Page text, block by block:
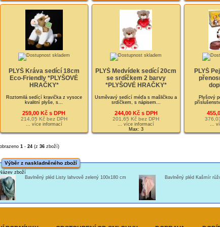
PLYŠ Kráva sedící 18cm
Eco-Friendly *PLYŠOVÉ
HRAČKY*
Roztomilá sedící kravička z vysoce
kvalitní plyše, s...
259,00 Kč s DPH
214,05 Kč bez DPH
... více informací
PLYŠ Medvídek sedící 20cm
se srdíčkem 2 barvy
*PLYŠOVÉ HRAČKY*
Usměvavý sedící méďa s mašličkou a
srdíčkem, s nápisem...
244,00 Kč s DPH
201,65 Kč bez DPH
... více informací
Max: 3
PLYŠ
Plyšový
...
1 - 24(z 36zboží)
Výběr z naskladněného zboží
zboží
Bavlněný pléd Listy lahvově zelený 100x180 cm
Bavlněný pléd Kašmír